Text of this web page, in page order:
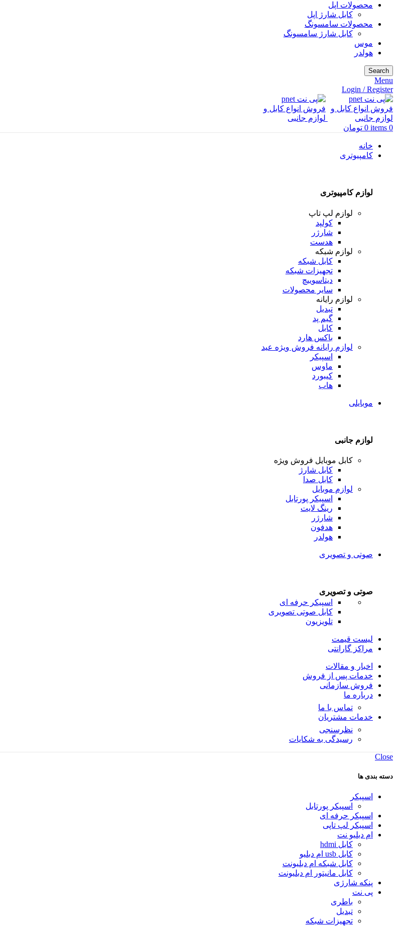
محصولات اپل
کابل شارژ اپل
محصولات سامسونگ
کابل شارژ سامسونگ
موس
هولدر
Search
Menu
Login / Register
0
items
0 تومان
خانه
کامپیوتری
لوازم کامپیوتری
لوازم لپ تاپ
کولپد
شارژر
هدست
لوازم شبکه
کابل شبکه
تجهیزات شبکه
دیتاسوییچ
سایر محصولات
لوازم رایانه
تبدیل
گیم پد
کابل
باکس هارد
لوازم رایانه فروش ویژه عید
اسپیکر
ماوس
کیبورد
هاب
موبایلی
لوازم جانبی
کابل موبایل فروش ویژه
کابل شارژ
کابل صدا
لوازم موبایل
اسپیکر پورتابل
رینگ لایت
شارژر
هدفون
هولدر
صوتی و تصویری
صوتی و تصویری
اسپیکر حرفه ای
کابل صوتی تصویری
تلویزیون
لیست قیمت
مراکز گارانتی
اخبار و مقالات
خدمات پس از فروش
فروش سازمانی
درباره ما
تماس با ما
خدمات مشتریان
نظرسنجی
رسیدگی به شکایات
Close
دسته بندی ها
اسپیکر
اسپیکر پورتابل
اسپیکر حرفه ای
اسپیکر لپ تاپی
ام دبلیو نت
کابل hdmi
کابل usb ام دبلیو
کابل شبکه ام دبلیونت
کابل مانیتور ام دبلیونت
پنکه شارژی
پی نت
باطری
تبدیل
تجهیزات شبکه